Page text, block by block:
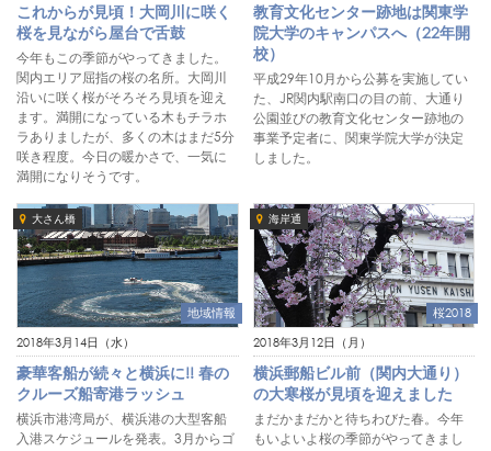
これからが見頃！大岡川に咲く
桜を見ながら屋台で舌鼓
今年もこの季節がやってきました。
関内エリア屈指の桜の名所。大岡川
沿いに咲く桜がそろそろ見頃を迎え
ます。満開になっている木もチラホ
ラありましたが、多くの木はまだ5分
咲き程度。今日の暖かさで、一気に
満開になりそうです。
教育文化センター跡地は関東学
院大学のキャンパスへ（22年開
校）
平成29年10月から公募を実施してい
た、JR関内駅南口の目の前、大通り
公園並びの教育文化センター跡地の
事業予定者に、関東学院大学が決定
しました。
大さん橋
地域情報
2018年3月14日（水）
豪華客船が続々と横浜に!! 春の
クルーズ船寄港ラッシュ
横浜市港湾局が、横浜港の大型客船
入港スケジュールを発表。3月からゴ
海岸通
桜2018
2018年3月12日（月）
横浜郵船ビル前（関内大通り）
の大寒桜が見頃を迎えました
まだかまだかと待ちわびた春。今年
もいよいよ桜の季節がやってきまし